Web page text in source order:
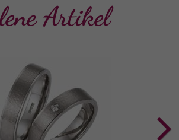
Artikel